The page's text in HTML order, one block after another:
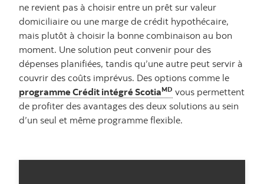
ne revient pas à choisir entre un prêt sur valeur
domiciliaire ou une marge de crédit hypothécaire,
mais plutôt à choisir la bonne combinaison au bon
moment. Une solution peut convenir pour des
dépenses planifiées, tandis qu’une autre peut servir à
couvrir des coûts imprévus. Des options comme le
programme Crédit intégré ScotiaMD vous permettent
de profiter des avantages des deux solutions au sein
d’un seul et même programme flexible.